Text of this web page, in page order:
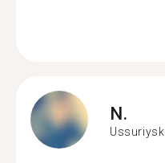
N.
Ussuriysk